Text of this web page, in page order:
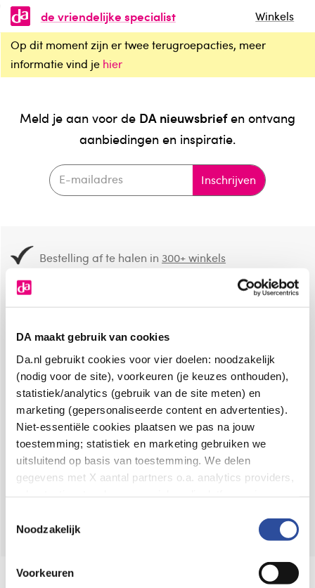
DA maakt gebruik van cookies
Da.nl gebruikt cookies voor vier doelen: noodzakelijk
(nodig voor de site), voorkeuren (je keuzes onthouden),
statistiek/analytics (gebruik van de site meten) en
marketing (gepersonaliseerde content en advertenties).
Niet-essentiële cookies plaatsen we pas na jouw
toestemming; statistiek en marketing gebruiken we
uitsluitend op basis van toestemming. We delen
gegevens met X aantal partners o.a. analytics providers,
en de bewaartermijnen per categorie. Je kunt je keuze op
gegevensverwerking staat in de
Privacyverklaring
Noodzakelijk
Voorkeuren
de vriendelijke specialist
Winkels
Op dit moment zijn er twee terugroepacties, meer
informatie vind je hier
Meld je aan voor de DA nieuwsbriefen ontvang
aanbiedingen en inspiratie.
Inschrijven
Bestelling af te halen in300+ winkels
8.6 uit4.106 reviews
Over DA
Klantenservice
Assortiment
VolgDAop:
Online aanbieder medicijnen